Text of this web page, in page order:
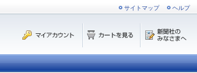
サイトマップ ヘルプ